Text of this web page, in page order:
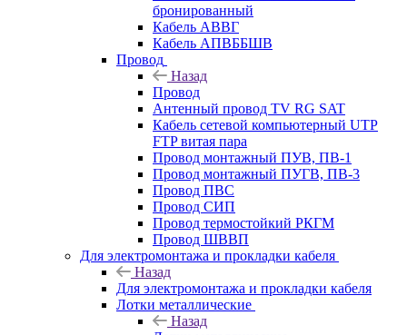
бронированный
Кабель АВВГ
Кабель АПВББШВ
Провод
Назад
Провод
Антенный провод TV RG SAT
Кабель сетевой компьютерный UTP
FTP витая пара
Провод монтажный ПУВ, ПВ-1
Провод монтажный ПУГВ, ПВ-3
Провод ПВС
Провод СИП
Провод термостойкий РКГМ
Провод ШВВП
Для электромонтажа и прокладки кабеля
Назад
Для электромонтажа и прокладки кабеля
Лотки металлические
Назад